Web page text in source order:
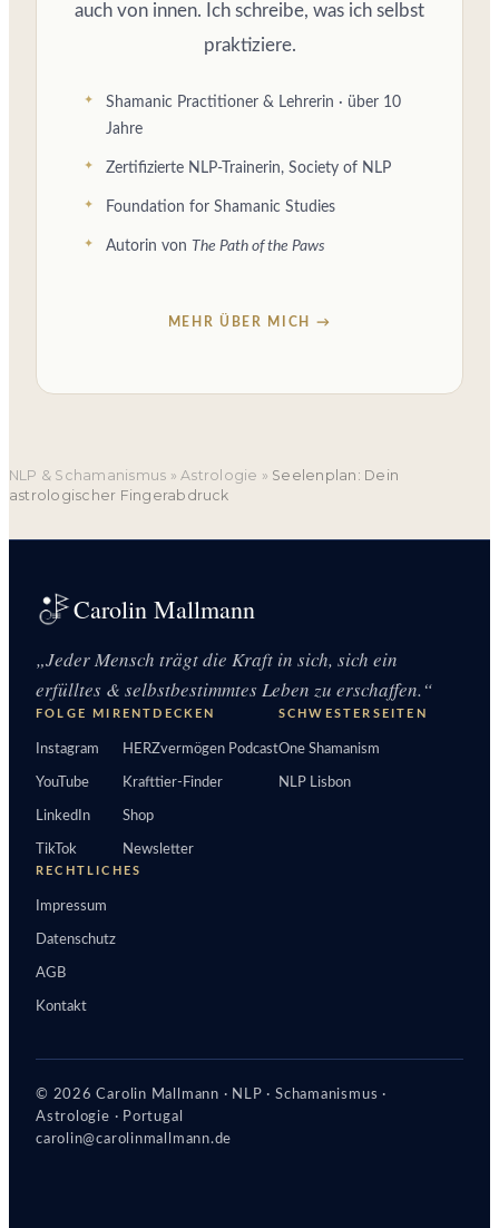
auch von innen. Ich schreibe, was ich selbst
praktiziere.
Shamanic Practitioner & Lehrerin · über 10
Jahre
Zertifizierte NLP-Trainerin, Society of NLP
Foundation for Shamanic Studies
Autorin von The Path of the Paws
MEHR ÜBER MICH →
NLP & Schamanismus »Astrologie » Seelenplan: Dein
astrologischer Fingerabdruck
Carolin Mallmann
„Jeder Mensch trägt die Kraft in sich, sich ein
erfülltes & selbstbestimmtes Leben zu erschaffen.“
FOLGE MIR
Instagram
YouTube
LinkedIn
TikTok
ENTDECKEN
HERZvermögen Podcast
Krafttier-Finder
Shop
Newsletter
SCHWESTERSEITEN
One Shamanism
NLP Lisbon
RECHTLICHES
Impressum
Datenschutz
AGB
Kontakt
© 2026 Carolin Mallmann · NLP · Schamanismus ·
Astrologie · Portugal
carolin@carolinmallmann.de